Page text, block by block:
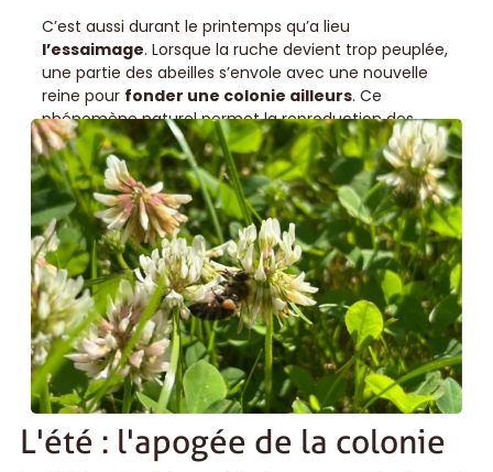
C’est aussi durant le printemps qu’a lieu
l’essaimage. Lorsque la ruche devient trop peuplée,
une partie des abeilles s’envole avec une nouvelle
reine pour fonder une colonie ailleurs. Ce
phénomène naturel permet la reproduction des
colonies etassure la sérénité de l’espèce.
Le printemps est doncune saison de renouveau,
de croissance et d’expansion pour les abeilles.
L'été : l'apogée de la colonie